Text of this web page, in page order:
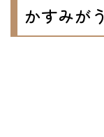
かすみが